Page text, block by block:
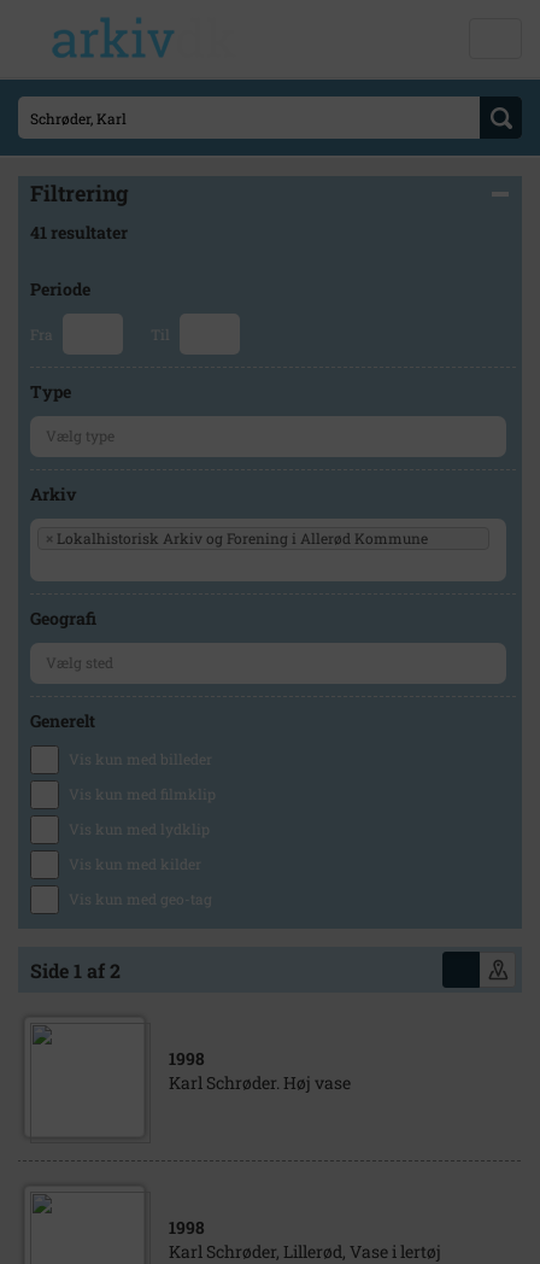
Filtrering
41 resultater
Periode
Fra Til
Type
Arkiv
× Lokalhistorisk Arkiv og Forening i Allerød Kommune
Geografi
Generelt
Vis kun med billeder
Vis kun med filmklip
Vis kun med lydklip
Vis kun med kilder
Vis kun med geo-tag
Side 1 af 2
1998
Karl Schrøder. Høj vase
1998
Karl Schrøder, Lillerød, Vase i lertøj